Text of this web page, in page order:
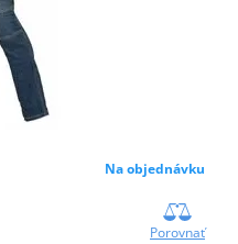
Na objednávku
Porovnať